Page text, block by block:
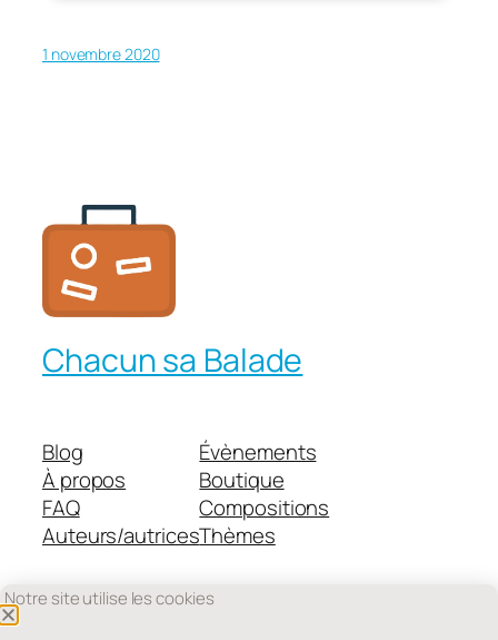
1 novembre 2020
Chacun sa Balade
Blog
À propos
FAQ
Auteurs/autrices
Évènements
Boutique
Compositions
Thèmes
Notre site utilise les cookies